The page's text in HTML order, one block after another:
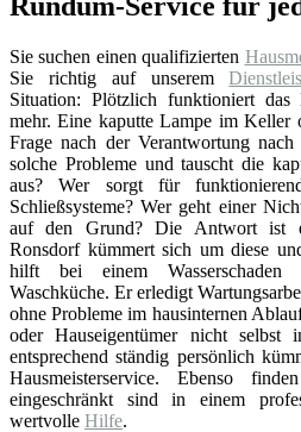
Sie suchen einen qualifizierten
Sie richtig auf unserem
Situation: Plötzlich funktioniert
mehr. Eine kaputte Lampe im Keller
Frage nach der Verantwortung
solche Probleme und tauscht die
aus? Wer sorgt für
Schließsysteme? Wer geht einer
auf den Grund? Die Antwort ist
Ronsdorf kümmert sich um diese
hilft bei einem Wasserschaden
Waschküche. Er erledigt
ohne Probleme im hausinternen
oder Hauseigentümer nicht
entsprechend ständig persönlich
Hausmeisterservice. Ebenso
eingeschränkt sind in einem
wertvolle Hilfe.